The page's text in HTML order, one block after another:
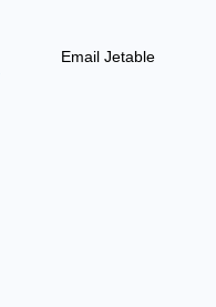
Email Jetable